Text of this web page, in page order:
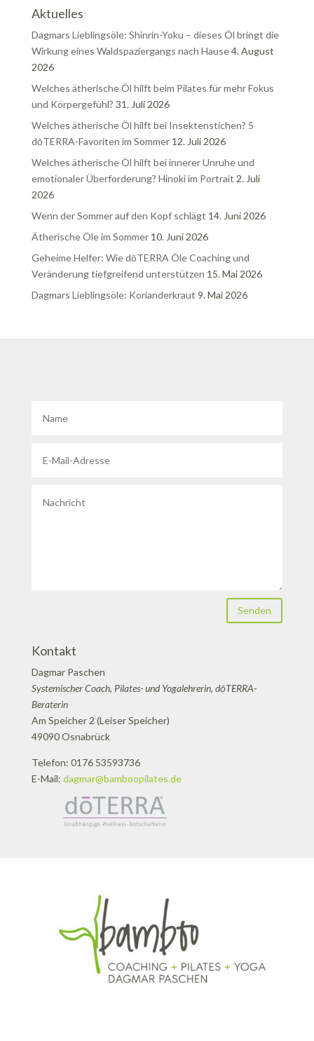
Aktuelles
Dagmars Lieblingsöle: Shinrin-Yoku – dieses Öl bringt die
Wirkung eines Waldspaziergangs nach Hause4. August
2026
Welches ätherische Öl hilft beim Pilates für mehr Fokus
und Körpergefühl? 31. Juli 2026
Welches ätherische Öl hilft bei Insektenstichen? 5
dōTERRA-Favoriten im Sommer 12. Juli 2026
Welches ätherische Öl hilft bei innerer Unruhe und
emotionaler Überforderung? Hinoki im Portrait 2. Juli
2026
Wenn der Sommer auf den Kopf schlägt 14. Juni 2026
Ätherische Öle im Sommer 10. Juni 2026
Geheime Helfer: Wie dōTERRA Öle Coaching und
Veränderung tiefgreifend unterstützen 15. Mai 2026
Dagmars Lieblingsöle: Korianderkraut 9. Mai 2026
Senden
Kontakt
Dagmar Paschen
Systemischer Coach, Pilates- und Yogalehrerin, dōTERRA-
Beraterin
Am Speicher 2 (Leiser Speicher)
49090 Osnabrück
Telefon: 0176 53593736
E-Mail: dagmar@bamboopilates.de